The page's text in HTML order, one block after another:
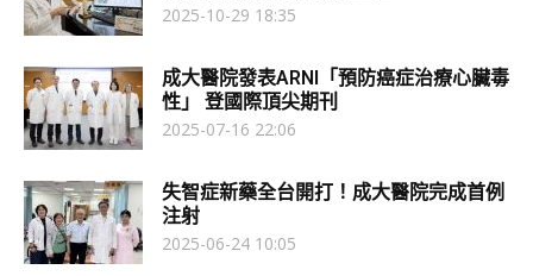
2025-10-29 18:35
成大醫院發表ARNI「預防癌症治療心臟毒
性」 登國際頂尖期刊
2025-07-16 22:06
失智症新藥全台開打！成大醫院完成首例
注射
2025-06-24 10:05